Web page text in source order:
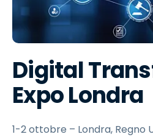
Digital
Expo Londra
1-2 ottobre – Londra, Regno